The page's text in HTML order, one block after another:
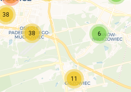
38
6
11
38